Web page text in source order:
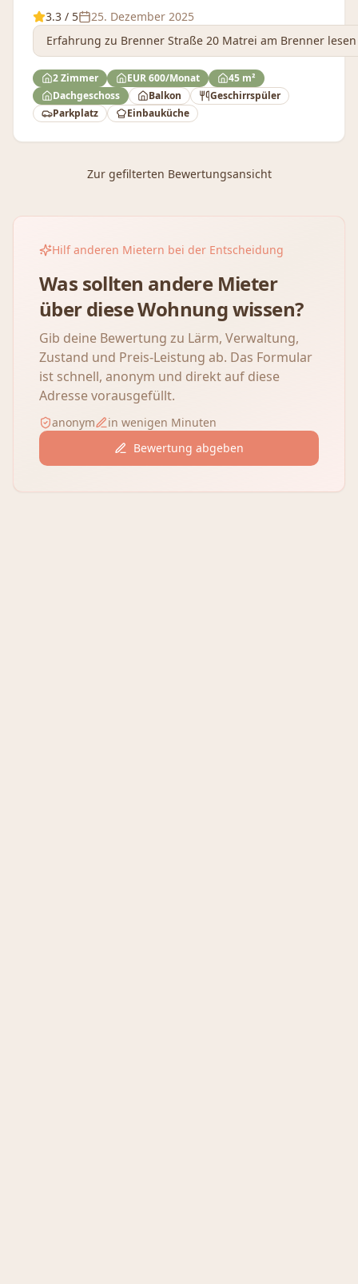
3.3 / 5
25. Dezember 2025
Erfahrung zu Brenner Straße 20 Matrei am Brenner lesen
2 Zimmer EUR 600/Monat
45 m²
Dachgeschoss
Balkon
Geschirrspüler
Parkplatz
Einbauküche
Zur gefilterten Bewertungsansicht
Hilf anderen Mietern bei der Entscheidung
Was sollten andere Mieter
über diese Wohnung wissen?
Gib deine Bewertung zu Lärm, Verwaltung,
Zustand und Preis-Leistung ab. Das Formular
ist schnell, anonym und direkt auf diese
Adresse vorausgefüllt.
anonym
in wenigen Minuten
Bewertung abgeben